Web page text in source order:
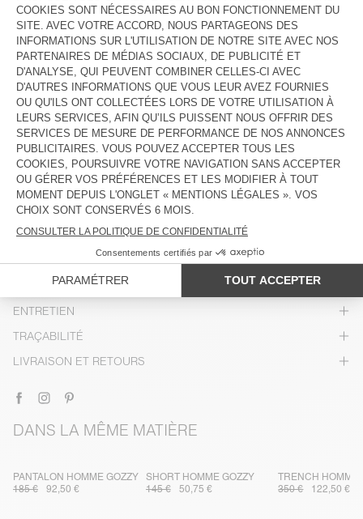
AJOUTER AU PANIER
VOIR LA DISPONIBILITE EN MAGASIN
VOIR LE LOOK
DESCRIPTION
TAILLE ET COUPE
COMPOSITION
ENTRETIEN
TRAÇABILITÉ
LIVRAISON ET RETOURS
DANS LA MÊME MATIÈRE
PANTALON HOMME GOZZY
185 €
92,50 €
SHORT HOMME GOZZY
145 €
50,75 €
TRENCH HOMME
350 €
122,50 €